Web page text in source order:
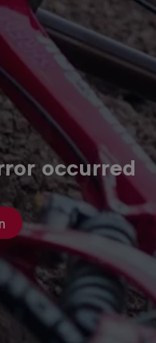
occurred